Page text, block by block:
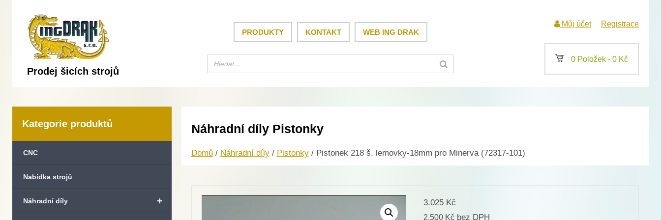
Prodej šicích strojů
PRODUKTY KONTAKT WEB ING DRAK
Můj účet Registrace
a 0 Položek - 0 Kč
Kategorie produktů
CNC
Nabídka strojů
+
Náhradní díly
Náhradní díly Pistonky
Domů/ Náhradní díly/ Pistonky/ Pistonek 218 š. lemovky-18mm pro Minerva (72317-101)
3.025 Kč
2.500 Kč bez DPH